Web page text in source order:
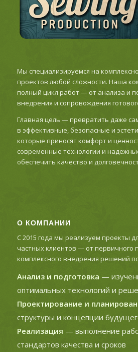
Мы специализируемся на
проектов любой сложности. Наша
полный цикл работ — от анализа и
внедрения и сопровождения
Главная цель — превратить даже
в эффективные, безопасные и
которые приносят комфорт и
современные технологии и
обеспечить качество и
О КОМПАНИИ
С 2015 года мы реализуем проекты
частных клиентов — от первичного
комплексного внедрения решений
Анализ и подготовка —
оптимальных технологий и
Проектирование и
структуры и концепции
Реализация — выполнение
стандартов качества и сроков